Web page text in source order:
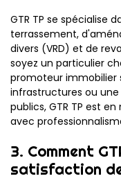
GTR TP se spécialise
terrassement,
divers (VRD) et de
soyez un particulier
promoteur immobilier
infrastructures ou
publics, GTR TP est
avec
3. Comment
satisfaction